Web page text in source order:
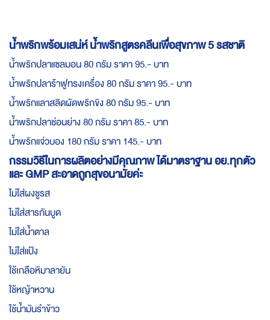
น้ำพริกพร้อมเสน่ห์ น้ำพริกสูตรคลีนเพื่อสุขภาพ 5 รสชาติ
น้ำพริกปลาแซลมอน 80 กรัม ราคา 95.- บาท
น้ำพริกปลาร้าฟูทรงเครื่อง 80 กรัม ราคา 95.- บาท
น้ำพริกแลาสลิดผัดพริกขิง 80 กรัม 95.- บาท
น้ำพริกปลาช่อนย่าง 80 กรัม ราคา 85.- บาท
น้ำพริกแจ่วบอง 180 กรัม ราคา 145.- บาท
กรรมวิธีในการผลิตอย่างมีคุณภาพ ได้มาตราฐาน อย.ทุกตัว
และ GMP สะอาดถูกสุขอนามัยค่ะ
ไม่ใส่ผงชูรส
ไม่ใส่สารกันบูด
ไม่ใส่น้ำตาล
ไม่ใส่แป้ง
ใช้เกลือหิมาลายัน
ใช้หญ้าหวาน
ใช้น้ำมันรำข้าว